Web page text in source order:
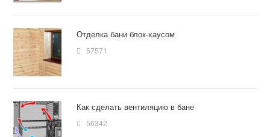
Отделка бани блок-хаусом
57571
Как сделать вентиляцию в бане
56342